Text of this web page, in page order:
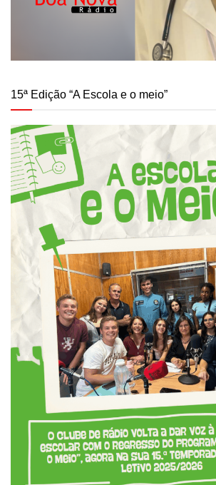
15ª Edição “A Escola e o meio”